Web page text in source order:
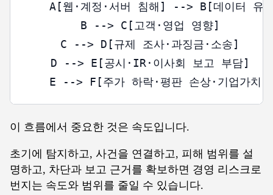
A[웹·계정·서버 침해] --> B[데이터 유
    B --> C[고객·영업 영향]
    C --> D[규제 조사·과징금·소송]
    D --> E[공시·IR·이사회 보고 부담]
이 흐름에서 중요한 것은 속도입니다.
초기에 탐지하고, 사건을 연결하고, 피해 범위를 설
명하고, 차단과 보고 근거를 확보하면 경영 리스크로
번지는 속도와 범위를 줄일 수 있습니다.